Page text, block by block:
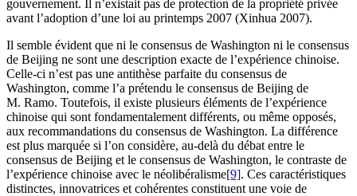
gouvernement. Il n’existait pas de protection de la propriété privée
avant l’adoption d’une loi au printemps 2007 (Xinhua 2007).
Il semble évident que ni le consensus de Washington ni le consensus
de Beijing ne sont une description exacte de l’expérience chinoise.
Celle-ci n’est pas une antithèse parfaite du consensus de
Washington, comme l’a prétendu le consensus de Beijing de
M. Ramo. Toutefois, il existe plusieurs éléments de l’expérience
chinoise qui sont fondamentalement différents, ou même opposés,
aux recommandations du consensus de Washington. La différence
est plus marquée si l’on considère, au-delà du débat entre le
consensus de Beijing et le consensus de Washington, le contraste de
l’expérience chinoise avec le néolibéralisme[9]. Ces caractéristiques
distinctes, innovatrices et cohérentes constituent une voie de